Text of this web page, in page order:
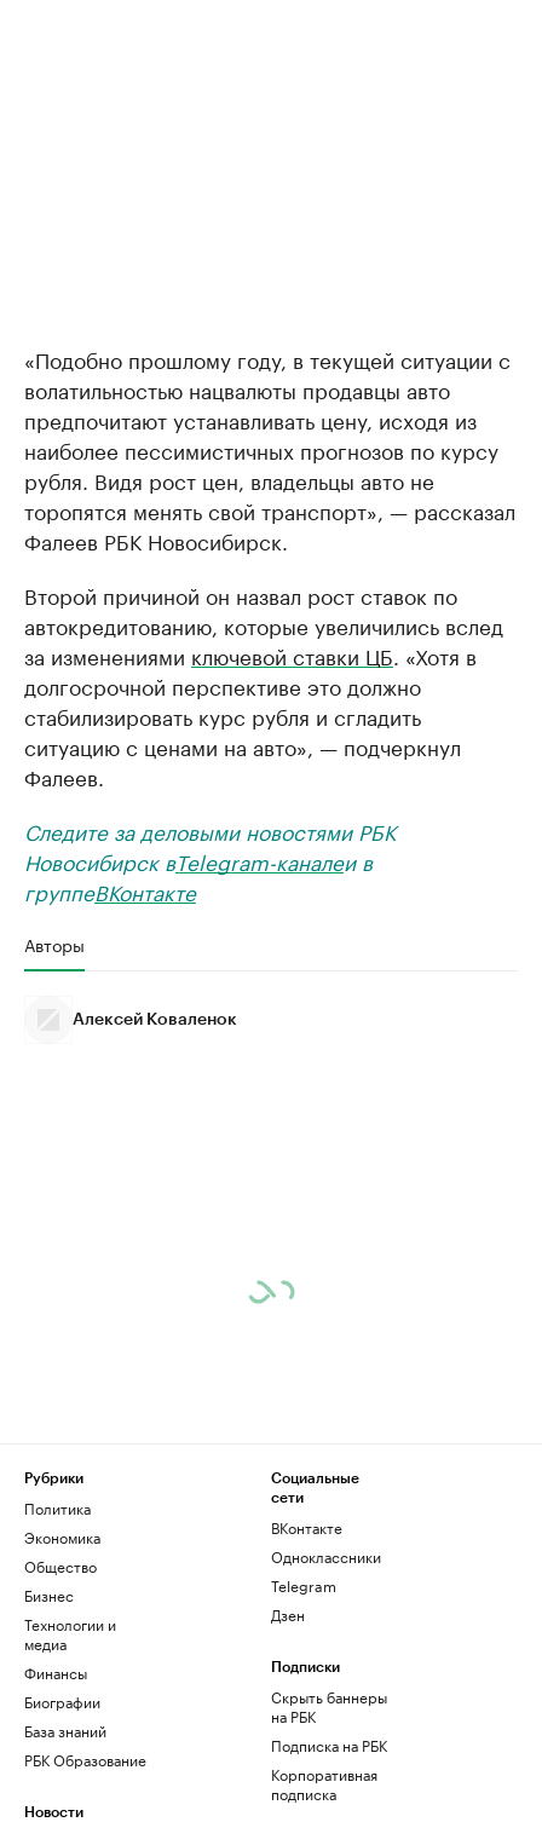
«Подобно прошлому году, в текущей ситуации с
волатильностью нацвалюты продавцы авто
предпочитают устанавливать цену, исходя из
наиболее пессимистичных прогнозов по курсу
рубля. Видя рост цен, владельцы авто не
торопятся менять свой транспорт», — рассказал
Фалеев РБК Новосибирск.
Второй причиной он назвал рост ставок по
автокредитованию, которые увеличились вслед
за изменениями ключевой ставки ЦБ. «Хотя в
долгосрочной перспективе это должно
стабилизировать курс рубля и сгладить
ситуацию с ценами на авто», — подчеркнул
Фалеев.
Следите за деловыми новостями РБК
Новосибирск вTelegram-каналеи в
группеВКонтакте
Авторы
Алексей Коваленок
Рубрики
Политика
Экономика
Общество
Бизнес
Технологии и
медиа
Финансы
Биографии
База знаний
РБК Образование
Новости
Социальные
сети
ВКонтакте
Одноклассники
Telegram
Дзен
Подписки
Скрыть баннеры
на РБК
Подписка на РБК
Корпоративная
подписка